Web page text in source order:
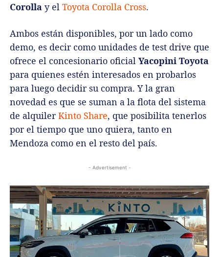
Corolla y el Toyota Corolla Cross.
Ambos están disponibles, por un lado como
demo, es decir como unidades de test drive que
ofrece el concesionario oficial Yacopini Toyota
para quienes estén interesados en probarlos
para luego decidir su compra. Y la gran
novedad es que se suman a la flota del sistema
de alquilerKinto Share, que posibilita tenerlos
por el tiempo que uno quiera, tanto en
Mendoza como en el resto del país.
- Advertisement -